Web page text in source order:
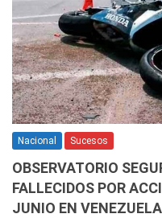
Nacional Sucesos
OBSERVATORIO
FALLECIDOS POR
JUNIO EN VENEZUELA